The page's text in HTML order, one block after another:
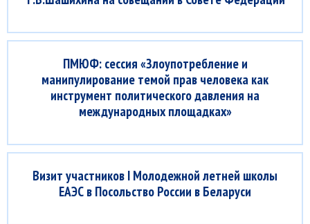
ПМЮФ: сессия «Злоупотребление и
манипулирование темой прав человека как
инструмент политического давления на
международных площадках»
Визит участников I Молодежной летней школы
ЕАЭС в Посольство России в Беларуси